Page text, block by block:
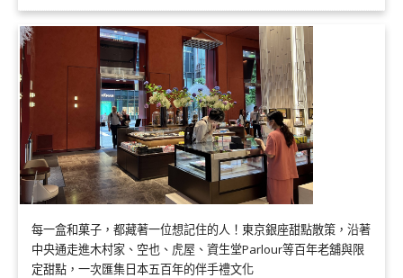
每一盒和菓子，都藏著一位想記住的人！東京銀座甜點散策，沿著
中央通走進木村家、空也、虎屋、資生堂Parlour等百年老舖與限
定甜點，一次匯集日本五百年的伴手禮文化